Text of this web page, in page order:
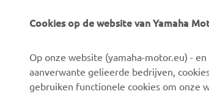
CORPORATE
Over ons
VOOR
eBike
Autoriteiten
Cookies op de website van Yamaha
Op onze website (yamaha-motor.eu) -
aanverwante gelieerde bedrijven,
gebruiken functionele cookies om onze